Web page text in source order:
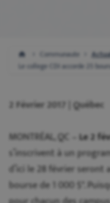
Communaute
Le college CDI accorde 25
2 Février 2017 | Québec
MONTRÉAL, QC – Le 2
s’inscrivent à un
d’ici le 28 février seront
bourse de 1 000 $*.